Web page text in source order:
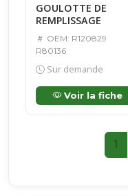
GOULOTTE DE
REMPLISSAGE
OEM: R120829
R80136
Sur demande
Voir la fiche
1